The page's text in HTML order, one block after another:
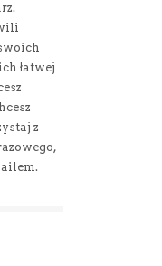
łatwej
z